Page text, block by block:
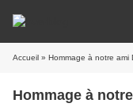
Accueil » Hommage à notre ami
Hommage à